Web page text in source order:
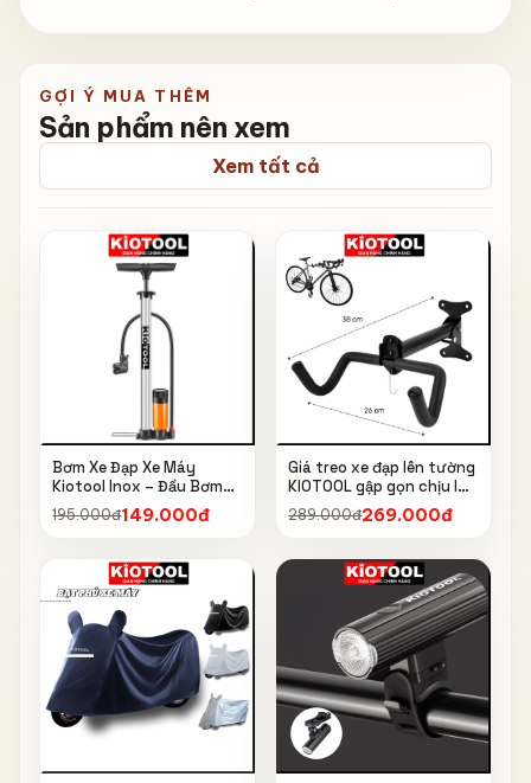
GỢI Ý MUA THÊM
Sản phẩm nên xem
Xem tất cả
Bơm Xe Đạp Xe Máy
Kiotool Inox – Đầu Bơm
Thông Minh, Kèm Bơm
Bóng, Đồng Hồ 160 PSI
195.000đ149.000đ
Giá treo xe đạp lên tường
KIOTOOL gập gọn chịu lực
cao kèm móc treo mũ bảo
hiểm
289.000đ269.000đ